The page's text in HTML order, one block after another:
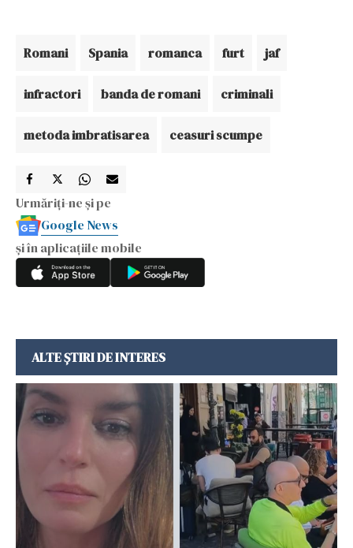
Romani Spania romanca furt jaf
infractori banda de romani criminali
metoda imbratisarea ceasuri scumpe
Urmăriți-ne și pe
Google News
și în aplicațiile mobile
ALTE ȘTIRI DE INTERES